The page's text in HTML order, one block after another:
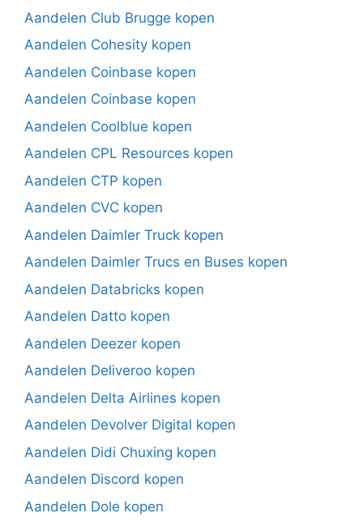
Aandelen Club Brugge kopen
Aandelen Cohesity kopen
Aandelen Coinbase kopen
Aandelen Coinbase kopen
Aandelen Coolblue kopen
Aandelen CPL Resources kopen
Aandelen CTP kopen
Aandelen CVC kopen
Aandelen Daimler Truck kopen
Aandelen Daimler Trucs en Buses kopen
Aandelen Databricks kopen
Aandelen Datto kopen
Aandelen Deezer kopen
Aandelen Deliveroo kopen
Aandelen Delta Airlines kopen
Aandelen Devolver Digital kopen
Aandelen Didi Chuxing kopen
Aandelen Discord kopen
Aandelen Dole kopen